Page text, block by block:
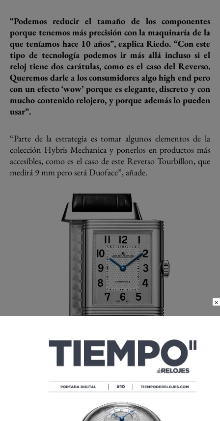
“Podemos reducir el tamaño de los componentes
porque tenemos más precisión con la maquinaría de la
que teníamos hace 10 años”, explica Riedo. “Con este
tipo de tecnología podemos ir más allá incluso si el
reloj tiene dos carátulas, como es el caso del Reverso.
Queremos darle a los consumidores algo high end pero
con un efecto ‘wow’ porque es elegante, discreto y con
mucho contenido relojero, y porque además lo pueden
usar”.
“Parte de la estrategia es tomar algunos elementos de la
colección Hybris Mechanica y ponerlos en productos más
accesibles, como es el caso de este Reverso Tourbillon, que
medirá 9 mm pero será Duoface”, añade.
En el Reverso Classic, las asas de la caja han sido replanteadas y
ahora resultan más finas y fluyen mejor sobre la muñeca. En
todos los modelos la carátula del anverso es negra y blanca.
×